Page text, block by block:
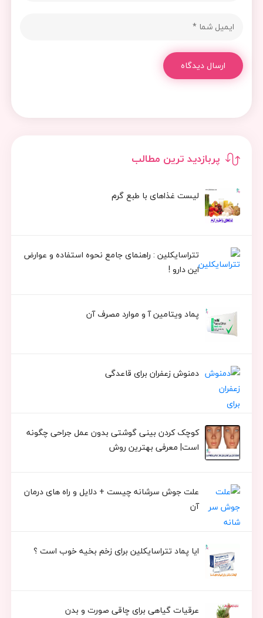
پربازدید ترین مطالب
لیست غذاهای با طبع گرم
تتراسایکلین : راهنمای جامع نحوه استفاده و عوارض
این دارو !
پماد ویتامین آ و موارد مصرف آن
دمنوش زعفران برای قاعدگی
کوچک کردن بینی گوشتی بدون عمل جراحی چگونه
است| معرفی بهترین روش
علت جوش سرشانه چیست + دلایل و راه های درمان
آن
ایا پماد تتراسایکلین برای زخم بخیه خوب است ؟
عرقیات گیاهی برای چاقی صورت و بدن
ارسال دیدگاه